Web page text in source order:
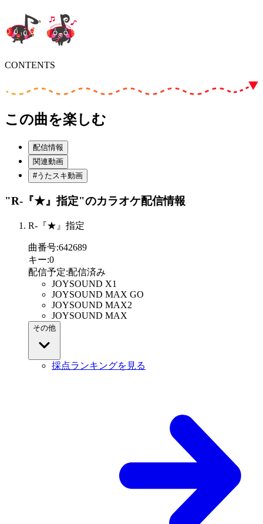
CONTENTS
この曲を楽しむ
配信情報
関連動画
#うたスキ動画
"R-『★』指定"のカラオケ配信情報
R-『★』指定
曲番号:642689
キー:0
配信予定:配信済み
JOYSOUND X1
JOYSOUND MAX GO
JOYSOUND MAX2
JOYSOUND MAX
その他
採点ランキングを見る